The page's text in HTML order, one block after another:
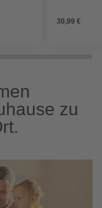
30,99 €
zu